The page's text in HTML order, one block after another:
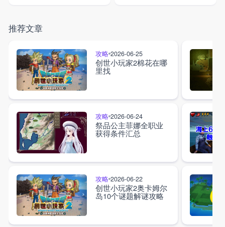
推荐文章
攻略 2026-06-25
创世小玩家2棉花在哪
里找
攻略 2026-06-24
祭品公主菲娜全职业
获得条件汇总
攻略 2026-06-22
创世小玩家2奥卡姆尔
岛10个谜题解谜攻略